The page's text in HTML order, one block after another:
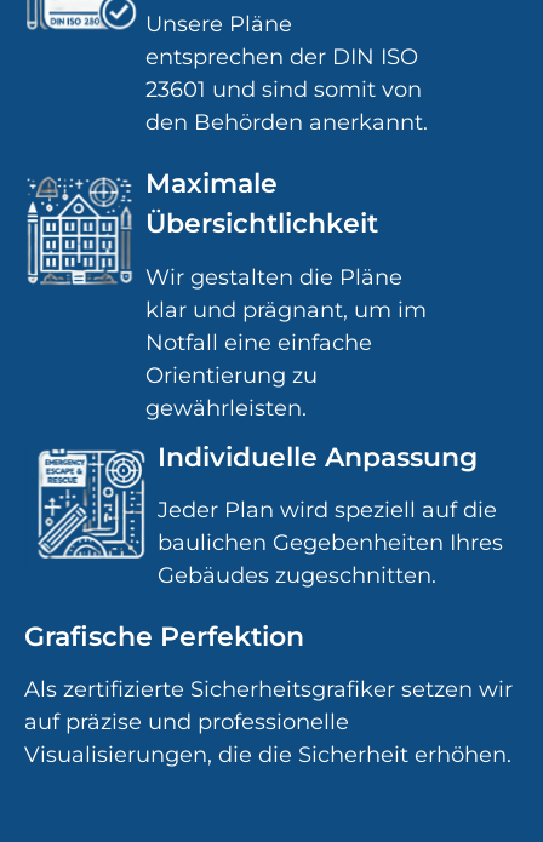
Unsere Pläne
entsprechen der DIN ISO
23601 und sind somit von
den Behörden anerkannt.
Maximale
Übersichtlichkeit
Wir gestalten die Pläne
klar und prägnant, um im
Notfall eine einfache
Orientierung zu
gewährleisten.
Individuelle Anpassung
Jeder Plan wird speziell auf die
baulichen Gegebenheiten Ihres
Gebäudes zugeschnitten.
Grafische Perfektion
Als zertifizierte Sicherheitsgrafiker setzen wir
auf präzise und professionelle
Visualisierungen, die die Sicherheit erhöhen.